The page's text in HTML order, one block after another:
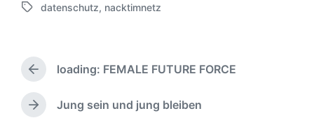
f
t
i
c
c
e
e
n
e
f
e
n
t
S
a
w
datenschutz, nacktimnetz
V
o
r
loading: FEMALE FUTURE FORCE
N
Jung sein und jung bleiben